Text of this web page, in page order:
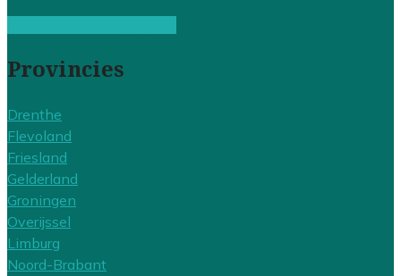
Provincies
Drenthe
Flevoland
Friesland
Gelderland
Groningen
Overijssel
Limburg
Noord-Brabant